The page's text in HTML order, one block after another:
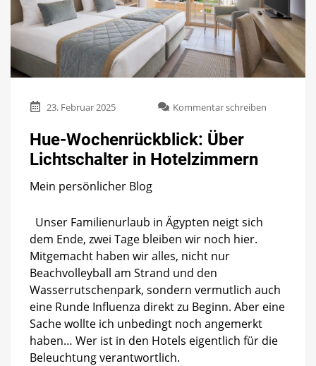
23. Februar 2025 Kommentar schreiben
Hue-Wochenrückblick: Über
Lichtschalter in Hotelzimmern
Mein persönlicher Blog
Unser Familienurlaub in Ägypten neigt sich
dem Ende, zwei Tage bleiben wir noch hier.
Mitgemacht haben wir alles, nicht nur
Beachvolleyball am Strand und den
Wasserrutschenpark, sondern vermutlich auch
eine Runde Influenza direkt zu Beginn. Aber eine
Sache wollte ich unbedingt noch angemerkt
haben… Wer ist in den Hotels eigentlich für die
Beleuchtung verantwortlich.